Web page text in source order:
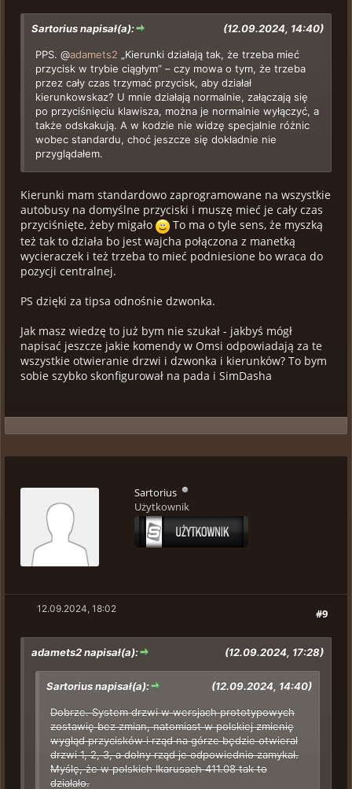
(12.09.2024, 14:40)
Sartorius napisał(a):
PPS. @adamets2 „Kierunki działają tak, że trzeba mieć
przycisk w trybie ciągłym” – czy mowa o tym, że trzeba
przez cały czas trzymać przycisk, aby działał
kierunkowskaz? U mnie działają normalnie, załączają się
po przyciśnięciu klawisza, można je normalnie wyłączyć, a
także odskakują. A w kodzie nie widzę specjalnie różnic
wobec standardu, choć jeszcze się dokładnie nie
przyglądałem.
Kierunki mam standardowo zaprogramowane na wszystkie
autobusy na domyślne przyciski i muszę mieć je cały czas
przyciśnięte, żeby migało
To ma o tyle sens, że myszką
też tak to działa bo jest wajcha połączona z manetką
wycieraczek i też trzeba to mieć podniesione bo wraca do
pozycji centralnej.
PS dzięki za tipsa odnośnie dzwonka.
Jak masz wiedzę to już bym nie szukał - jakbyś mógł
napisać jeszcze jakie komendy w Omsi odpowiadają za te
wszystkie otwieranie drzwi i dzwonka i kierunków? To bym
sobie szybko skonfigurował na pada i SimDasha
Sartorius
Użytkownik
#9
12.09.2024, 18:02
(12.09.2024, 17:28)
adamets2 napisał(a):
(12.09.2024, 14:40)
Sartorius napisał(a):
Dobrze. System drzwi w wersjach prototypowych
zostawię bez zmian, natomiast w polskiej zmienię
wygląd przycisków i rząd na górze będzie otwierał
drzwi 1, 2, 3, a dolny rząd je odpowiednio zamykał.
Myślę, że w polskich Ikarusach 411.08 tak to
działało.